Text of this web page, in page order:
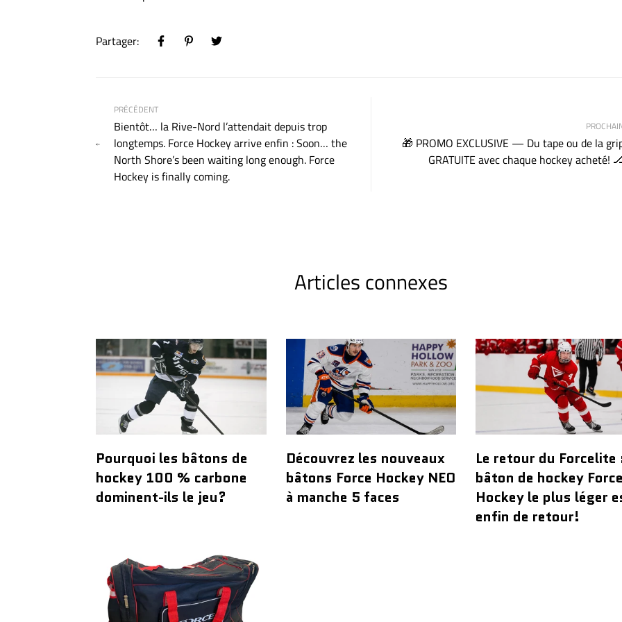
Partager:
PRÉCÉDENT
Bientôt… la Rive-Nord l’attendait depuis trop
longtemps. Force Hockey arrive enfin : Soon… the
North Shore’s been waiting long enough. Force
Hockey is finally coming.
🎁 PROMO EXCLUSIVE — Du tape ou de la
GRATUITE avec chaque hockey acheté!
Articles connexes
Pourquoi les bâtons de
hockey 100 % carbone
dominent-ils le jeu?
Découvrez les nouveaux
bâtons Force Hockey NEO
à manche 5 faces
Le retour du Forcelite
bâton de hockey
Hockey le plus léger
enfin de retour!